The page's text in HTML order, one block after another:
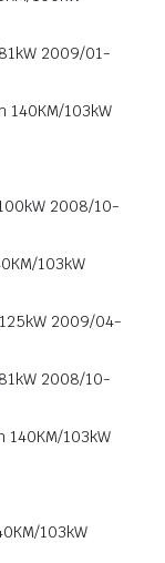
2009/01-
140KM/103kW
2008/10-
103kW
2009/04-
2008/10-
140KM/103kW
103kW